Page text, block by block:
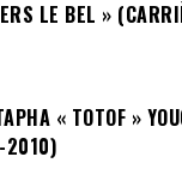
LE BEL »
« TOTOF »
2010)